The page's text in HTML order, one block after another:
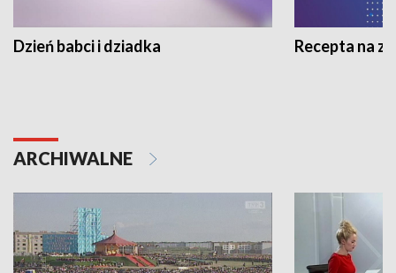
Dzień babci i dziadka Recepta na
ARCHIWALNE